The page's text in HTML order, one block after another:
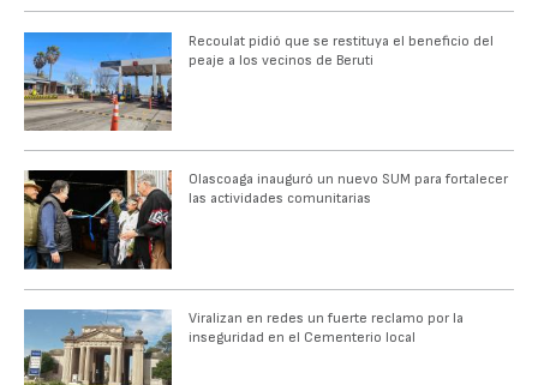
Recoulat pidió que se restituya el beneficio del
peaje a los vecinos de Beruti
Olascoaga inauguró un nuevo SUM para fortalecer
las actividades comunitarias
Viralizan en redes un fuerte reclamo por la
inseguridad en el Cementerio local